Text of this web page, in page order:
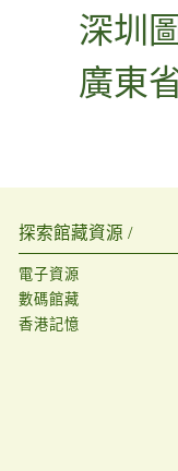
深圳
廣東
探索館藏資源 /
電子資源
數碼館藏
香港記憶